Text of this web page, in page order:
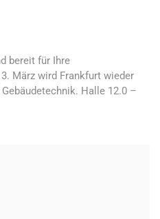
bereit für Ihre
März wird Frankfurt wieder
Halle 12.0 –